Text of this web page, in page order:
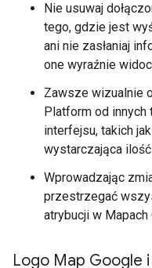
Nie usuwaj
tego, gdzie jest
ani nie zasłaniaj
one wyraźnie
Zawsze wizualnie
Platform od innych
interfejsu, takich
wystarczająca
Wprowadzając
przestrzegać
atrybucji w Mapach
Logo Map Google